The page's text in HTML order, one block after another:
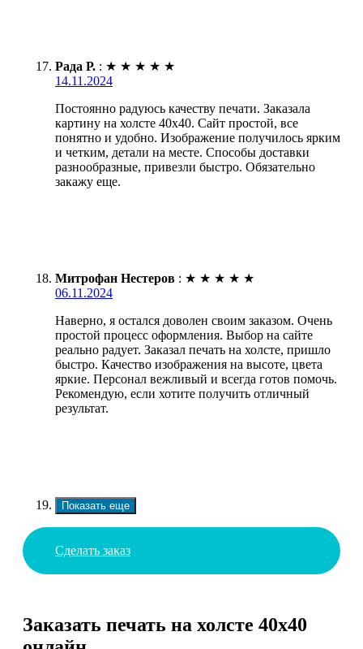
Рада Р. : ★ ★ ★ ★ ★
14.11.2024
Постоянно радуюсь качеству печати. Заказала
картину на холсте 40х40. Сайт простой, все
понятно и удобно. Изображение получилось ярким
и четким, детали на месте. Способы доставки
разнообразные, привезли быстро. Обязательно
закажу еще.
Митрофан Нестеров : ★ ★ ★ ★ ★
06.11.2024
Наверно, я остался доволен своим заказом. Очень
простой процесс оформления. Выбор на сайте
реально радует. Заказал печать на холсте, пришло
быстро. Качество изображения на высоте, цвета
яркие. Персонал вежливый и всегда готов помочь.
Рекомендую, если хотите получить отличный
результат.
Показать еще
Сделать заказ
Заказать печать на холсте 40х40